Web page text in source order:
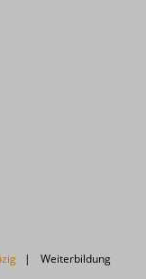
Weiterbildung